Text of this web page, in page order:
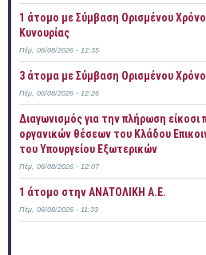
1 άτομο με Σύμβαση Ορισμένου
Κυνουρίας
Πέμ, 06/08/2026 - 12:35
3 άτομα με Σύμβαση Ορισμένου
Πέμ, 06/08/2026 - 12:26
Διαγωνισμός για την πλήρωση είκοσι
οργανικών θέσεων του Κλάδου
του Υπουργείου Εξωτερικών
Πέμ, 06/08/2026 - 12:07
1 άτομο στην ΑΝΑΤΟΛΙΚΗ Α.Ε.
Πέμ, 06/08/2026 - 11:33